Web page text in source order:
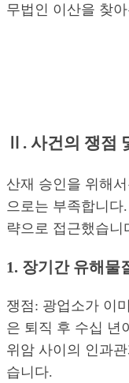
무법인 이산을 찾
Ⅱ. 사건의 쟁점
산재 승인을 위해
으로는 부족합니다
략으로 접근했습니
1. 장기간 유해물
쟁점: 광업소가 이
은 퇴직 후 수십 년
위암 사이의 인과
습니다.